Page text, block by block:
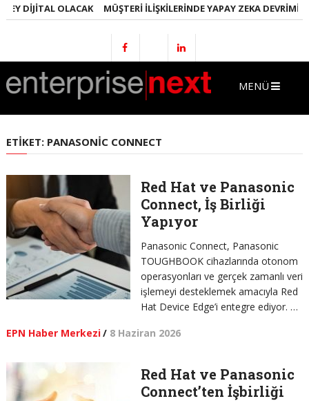
DIJITAL OLACAK MÜŞTERI İLIŞKILERINDE YAPAY ZEKA DEVRIMI
MENÜ
ETIKET: PANASONIC CONNECT
Red Hat ve Panasonic
Connect, İş Birliği
Yapıyor
Panasonic Connect, Panasonic
TOUGHBOOK cihazlarında otonom
operasyonları ve gerçek zamanlı veri
işlemeyi desteklemek amacıyla Red
Hat Device Edge’i entegre ediyor. …
EPN Haber Merkezi/ 8 Haziran 2026
Red Hat ve Panasonic
Connect’ten İşbirliği